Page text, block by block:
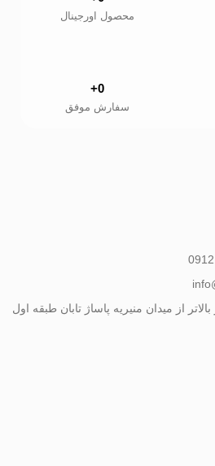
محصول اورجینال
سفارش موفق
0
+
از میدان منیریه پاساژ تابان طبقه اول